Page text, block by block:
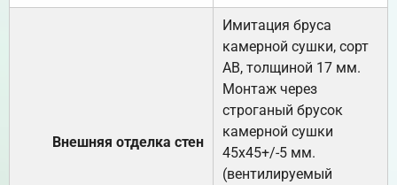
Внешняя отделка стен
Имитация бруса
камерной сушки, сорт
АВ, толщиной 17 мм.
Монтаж через
строганый брусок
камерной сушки
45х45+/-5 мм.
(вентилируемый